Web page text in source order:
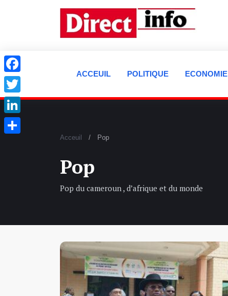
ACCEUIL POLITIQUE ECONOMIE
Acceuil Pop
Pop
Pop du cameroun , d’afrique et du monde
Facebook
Twitter
LinkedIn